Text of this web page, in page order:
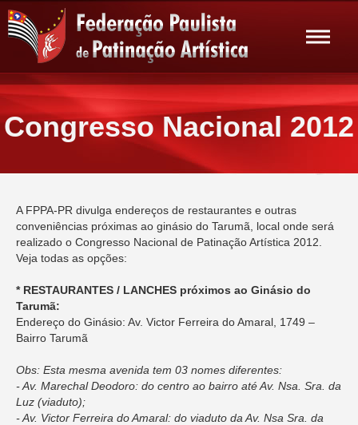
Congresso Nacional 2012
A FPPA-PR divulga endereços de restaurantes e outras
conveniências próximas ao ginásio do Tarumã, local onde será
realizado o Congresso Nacional de Patinação Artística 2012.
Veja todas as opções:
* RESTAURANTES / LANCHES próximos ao Ginásio do
Tarumã:
Endereço do Ginásio: Av. Victor Ferreira do Amaral, 1749 –
Bairro Tarumã
Obs: Esta mesma avenida tem 03 nomes diferentes:
- Av. Marechal Deodoro: do centro ao bairro até Av. Nsa. Sra. da
Luz (viaduto);
- Av. Victor Ferreira do Amaral: do viaduto da Av. Nsa Sra. da